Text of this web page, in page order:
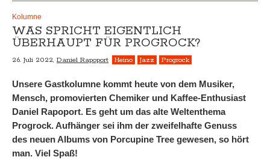
Kolumne
WAS SPRICHT EIGENTLICH
ÜBERHAUPT FÜR PROGROCK?
26. Juli 2022, Daniel Rapoport Heino Jazz Progrock
Unsere Gastkolumne kommt heute von dem Musiker,
Mensch, promovierten Chemiker und Kaffee-Enthusiast
Daniel Rapoport. Es geht um das alte Weltenthema
Progrock. Aufhänger sei ihm der zweifelhafte Genuss
des neuen Albums von Porcupine Tree gewesen, so hört
man. Viel Spaß!